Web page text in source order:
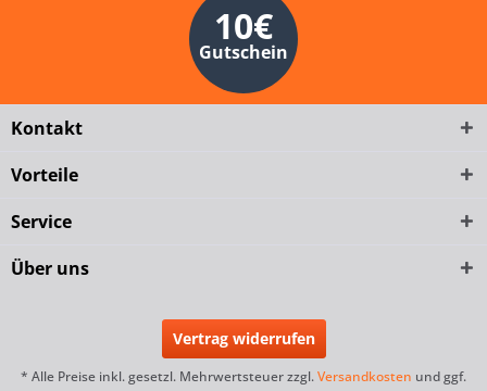
10€
Gutschein
Kontakt
Vorteile
Service
Über uns
Vertrag widerrufen
* Alle Preise inkl. gesetzl. Mehrwertsteuer zzgl.Versandkosten und ggf.